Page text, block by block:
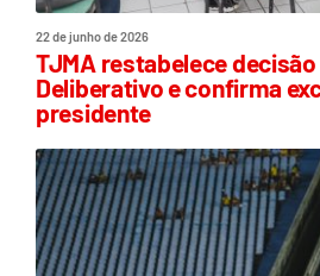
22 de junho de 2026
TJMA restabelece
Deliberativo e confirma
presidente